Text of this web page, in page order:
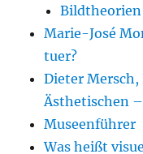
Bildtheorien
Marie-José
tuer?
Dieter
Ästhetischen
Museenführer
Was heißt